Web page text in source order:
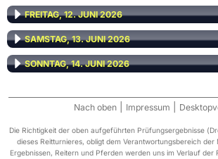
FREITAG, 12. JUNI 2026
SAMSTAG, 13. JUNI 2026
SONNTAG, 14. JUNI 2026
Nach oben Impressum
Die Richtigkeit der oben aufgeführten Prüfungsergebnisse
dieses Reitturnieres, obligt dem Verantwortungsbereich der
Ergebnissen, Reitern und Pferden werden uns im Verlauf der